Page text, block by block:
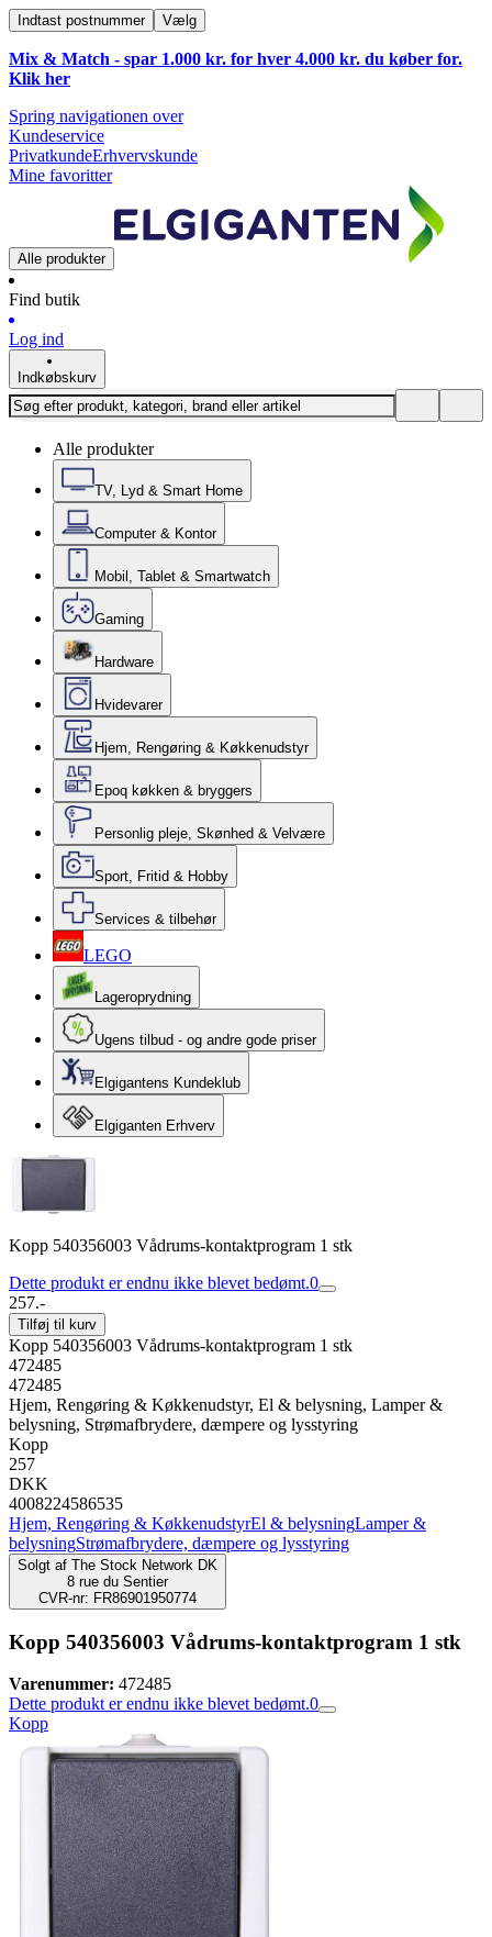
Indtast postnummer Vælg
Mix & Match - spar 1.000 kr. for hver 4.000 kr. du køber for.
Klik her
Spring navigationen over
Kundeservice
PrivatkundeErhvervskunde
Mine favoritter
Alle produkter
Find butik
Log ind
Indkøbskurv
Alle produkter
TV, Lyd & Smart Home
Computer & Kontor
Mobil, Tablet & Smartwatch
Gaming
Hardware
Hvidevarer
Hjem, Rengøring & Køkkenudstyr
Epoq køkken & bryggers
Personlig pleje, Skønhed & Velvære
Sport, Fritid & Hobby
Services & tilbehør
LEGO
Lageroprydning
Ugens tilbud - og andre gode priser
Elgigantens Kundeklub
Elgiganten Erhverv
Kopp 540356003 Vådrums-kontaktprogram 1 stk
Dette produkt er endnu ikke blevet bedømt.0
257.-
Tilføj til kurv
Kopp 540356003 Vådrums-kontaktprogram 1 stk
472485
472485
Hjem, Rengøring & Køkkenudstyr, El & belysning, Lamper &
belysning, Strømafbrydere, dæmpere og lysstyring
Kopp
257
DKK
4008224586535
Hjem, Rengøring & KøkkenudstyrEl & belysningLamper &
belysningStrømafbrydere, dæmpere og lysstyring
Solgt af The Stock Network DK
8 rue du Sentier
CVR-nr: FR86901950774
Kopp 540356003 Vådrums-kontaktprogram 1 stk
Varenummer: 472485
Dette produkt er endnu ikke blevet bedømt.0
Kopp